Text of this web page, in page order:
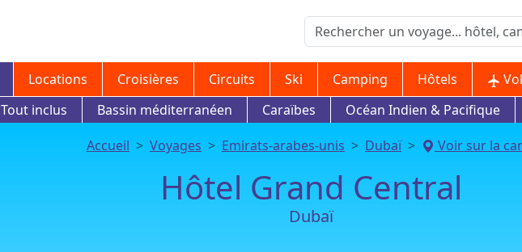
Locations Croisières Circuits Ski Camping Hôtels
Tout inclus Bassin méditerranéen Caraïbes Océan Indien & Pacifique
Accueil
Voyages Emirats-arabes-unis Dubaï Voir sur la
Hôtel Grand Central
Dubaï